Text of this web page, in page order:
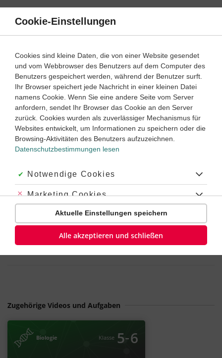
Direkt
Inhalt
Biologie 5. Klasse ‐ Abitur
Tetrapoden
Tetrapoda(Vierfüßer): zusammenfassende Bezeichnung für
Wirbeltiere(Ausnahme: Fische), die vier Extremitäten
ausgebildet haben. Diese Gliedmaßenkönnen mannigfach
umgebildet sein, z. B. alsflossenförmige Extremitäten
Fledermäusen; sie können auch nur noch als
embryonale
Anlagenerkennbar und bei erwachsenen Tieren völlig
reduziert (z. B. bei Schlangen) sein.
Zugehörige Videos und Aufgaben
Biologie Klasse 5‐6
Cookie-Einstellungen
Cookies sind kleine Daten, die von einer Website gesendet
und vom Webbrowser des Benutzers auf dem Computer des
Benutzers gespeichert werden, während der Benutzer surft.
Ihr Browser speichert jede Nachricht in einer kleinen Datei
namens Cookie. Wenn Sie eine andere Seite vom Server
anfordern, sendet Ihr Browser das Cookie an den Server
zurück. Cookies wurden als zuverlässiger Mechanismus für
Websites entwickelt, um Informationen zu speichern oder die
Browsing-Aktivitäten des Benutzers aufzuzeichnen.
Datenschutzbestimmungen lesen
Akzeptiert:
Notwendige Cookies
Abgelehnt:
Marketing Cookies
Abgelehnt:
Personalisierungs-Cookies
Aktuelle Einstellungen speichern
Alle akzeptieren und schließen